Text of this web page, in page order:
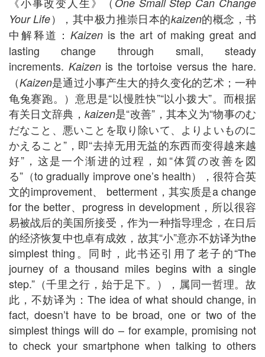
Your Life），其中极力推崇日本的kaizen的概念，书
中解释道：Kaizen is the art of making great and
lasting change through small, steady
increments. Kaizen is the tortoise versus the hare.
（Kaizen是通过小事产生大的持久变化的艺术；一种
龟兔赛跑。）意思是“以慢胜快”“以小拨大”。而根据
有关日文辞典， kaizen是“改善”，其本义为“物事のむ
だなこと、悪いことを取り除いて、よりよいものに
かえること”，即“去掉无用无益的东西而变得越来越
好”，这是一个渐进的过程，如“体質の改善を図
る”（to gradually improve one’s health），很符合英
文的improvement、 betterment，其实质是a change
for the better、progress in development，所以很容
易被战后的美国所接受，作为一种指导理念，在日后
的经济恢复中也卓有成效，故其“小”意亦不妨译为the
simplest thing。同时，此书还引用了老子的“The
journey of a thousand miles begins with a single
step.”（千里之行，始于足下。），属同一哲理。故
此，不妨译为：The idea of what should change, in
fact, doesn’t have to be broad, one or two of the
simplest things will do – for example, promising not
to check your smartphone when talking to others